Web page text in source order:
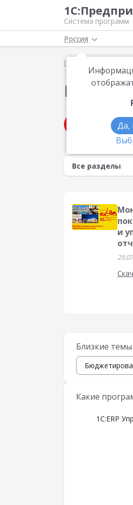
Система программ
Россия
Да,
Главная
Получить
и
Близкие темы
Какие
1С:ERP